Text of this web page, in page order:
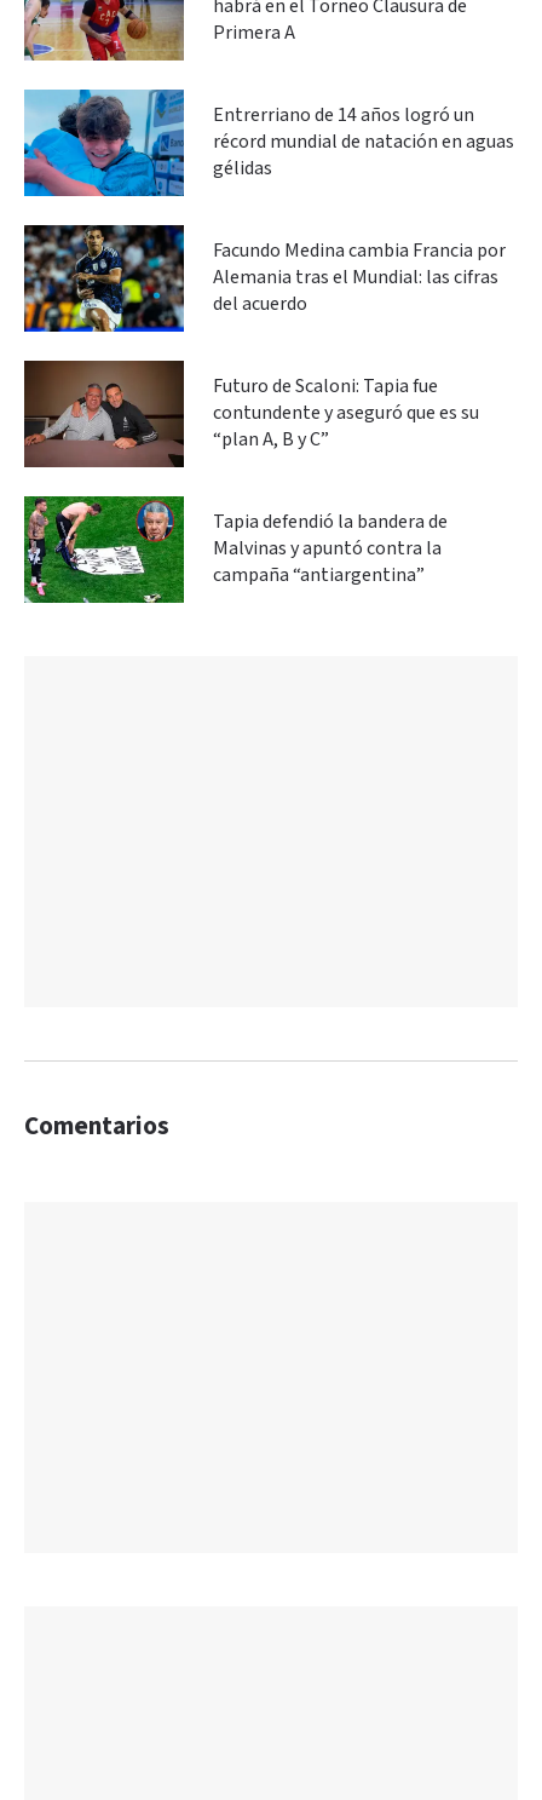
habrá en el Torneo Clausura de
Primera A
Entrerriano de 14 años logró un
récord mundial de natación en aguas
gélidas
Facundo Medina cambia Francia por
Alemania tras el Mundial: las cifras
del acuerdo
Futuro de Scaloni: Tapia fue
contundente y aseguró que es su
“plan A, B y C”
Tapia defendió la bandera de
Malvinas y apuntó contra la
campaña “antiargentina”
Comentarios